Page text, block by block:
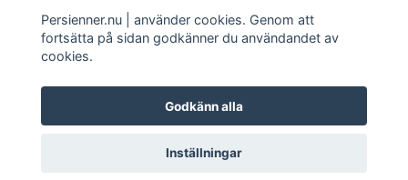
Kundtjänst
© 2026 www.persienner.nu
Persienner.nu | använder cookies. Genom att
fortsätta på sidan godkänner du användandet av
cookies.
Godkänn alla
Inställningar